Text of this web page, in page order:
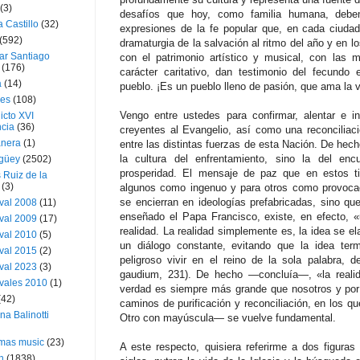
desafíos que hoy, como familia humana,
expresiones de la fe popular que, en cada
dramaturgia de la salvación al ritmo del año y en
con el patrimonio artístico y musical, con las
carácter caritativo, dan testimonio del fecundo
pueblo. ¡Es un pueblo lleno de pasión, que ama la
Vengo entre ustedes para confirmar, alentar e
creyentes al Evangelio, así como una
entre las distintas fuerzas de esta Nación. De
la cultura del enfrentamiento, sino la del
prosperidad. El mensaje de paz que en estos
algunos como ingenuo y para otros como
se encierran en ideologías prefabricadas, sino
enseñado el Papa Francisco, existe, en efecto,
realidad. La realidad simplemente es, la idea se
un diálogo constante, evitando que la idea
peligroso vivir en el reino de la sola palabra,
gaudium, 231). De hecho —concluía—, «la
verdad es siempre más grande que nosotros y
caminos de purificación y reconciliación, en los
Otro con mayúscula— se vuelve fundamental.
A este respecto, quisiera referirme a dos
(3)
Castillo (32)
(592)
Santiago
(176)
(14)
(108)
XVI
(36)
(1)
(2502)
Ruiz de la
(3)
2008 (11)
2009 (17)
2010 (5)
2015 (2)
2023 (3)
2010 (1)
Balinotti
music (23)